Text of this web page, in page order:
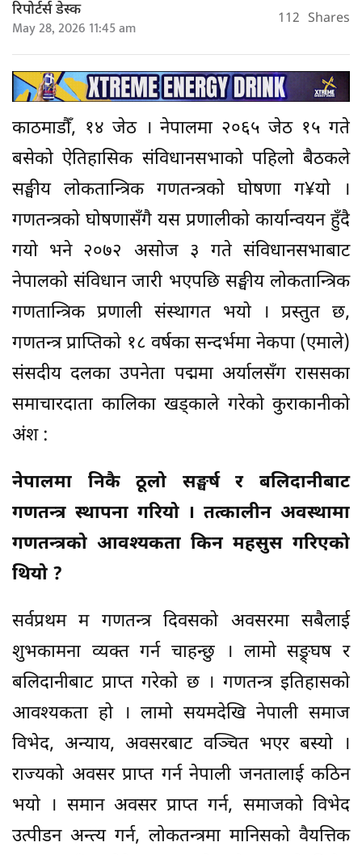
रिपोर्टर्स डेस्क
May 28, 2026 11:45 am 112 Shares
काठमाडौँ, १४ जेठ । नेपालमा २०६५ जेठ १५ गते
बसेको ऐतिहासिक संविधानसभाको पहिलो बैठकले
सङ्घीय लोकतान्त्रिक गणतन्त्रको घोषणा ग¥यो ।
गणतन्त्रको घोषणासँगै यस प्रणालीको कार्यान्वयन हुँदै
गयो भने २०७२ असोज ३ गते संविधानसभाबाट
नेपालको संविधान जारी भएपछि सङ्घीय लोकतान्त्रिक
गणतान्त्रिक प्रणाली संस्थागत भयो । प्रस्तुत छ,
गणतन्त्र प्राप्तिको १८ वर्षका सन्दर्भमा नेकपा (एमाले)
संसदीय दलका उपनेता पद्ममा अर्यालसँग राससका
समाचारदाता कालिका खड्काले गरेको कुराकानीको
अंश :
नेपालमा निकै ठूलो सङ्घर्ष र बलिदानीबाट
गणतन्त्र स्थापना गरियो । तत्कालीन अवस्थामा
गणतन्त्रको आवश्यकता किन महसुस गरिएको
थियो ?
सर्वप्रथम म गणतन्त्र दिवसको अवसरमा सबैलाई
शुभकामना व्यक्त गर्न चाहन्छु । लामो सङ्र्घष र
बलिदानीबाट प्राप्त गरेको छ । गणतन्त्र इतिहासको
आवश्यकता हो । लामो सयमदेखि नेपाली समाज
विभेद, अन्याय, अवसरबाट वञ्चित भएर बस्यो ।
राज्यको अवसर प्राप्त गर्न नेपाली जनतालाई कठिन
भयो । समान अवसर प्राप्त गर्न, समाजको विभेद
उत्पीडन अन्त्य गर्न, लोकतन्त्रमा मानिसको वैयत्तिक